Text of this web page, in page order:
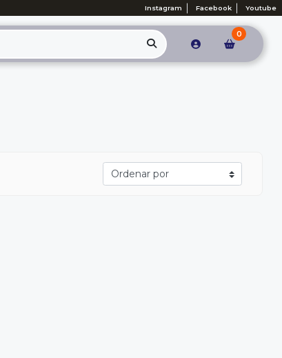
Instagram Facebook Youtube
0